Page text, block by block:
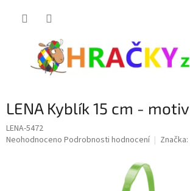
LENA Kyblík 15 cm -
LENA-5472
Průměrné
Neohodnoceno Podrobnosti hodnocení Značka: